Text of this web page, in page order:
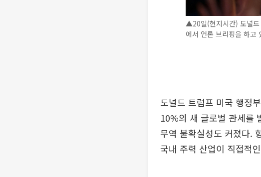
▲20일(현지시간) 도널드
에서 언론 브리핑을 하고
도널드 트럼프 미국 행정
10%의 새 글로벌 관세를
무역 불확실성도 커졌다.
국내 주력 산업이 직접적